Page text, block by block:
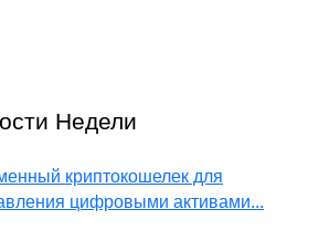
Недели
криптокошелек для
цифровыми активами...